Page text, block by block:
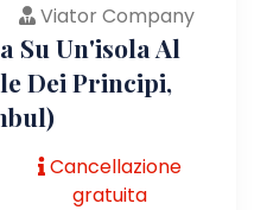
Viator Company
Su Un'isola Al
Dei Principi,
Cancellazione
gratuita